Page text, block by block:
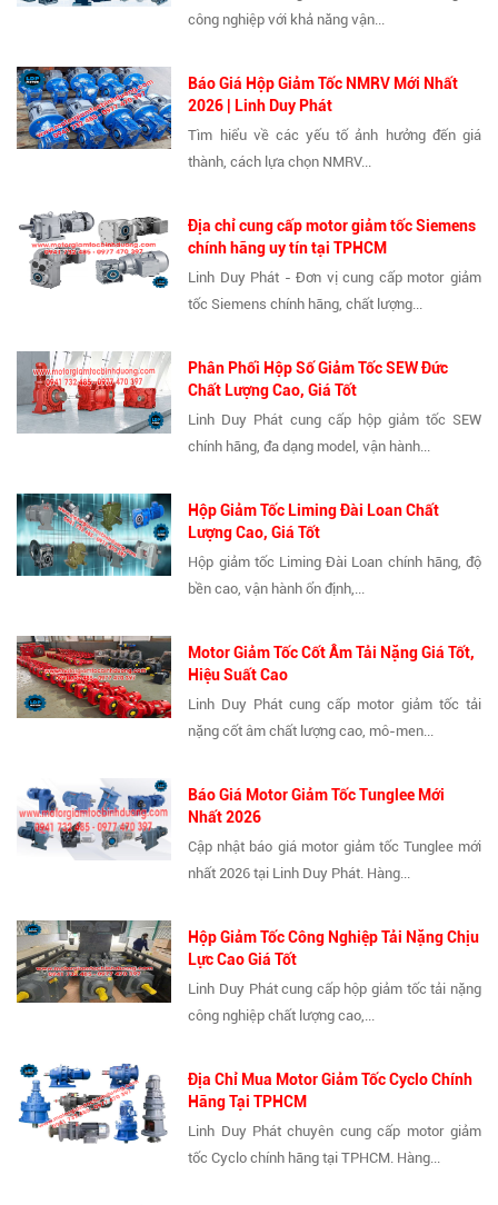
công nghiệp với khả năng vận...
Báo Giá Hộp Giảm Tốc NMRV Mới Nhất
2026 | Linh Duy Phát
Tìm hiểu về các yếu tố ảnh hưởng đến giá
thành, cách lựa chọn NMRV...
Địa chỉ cung cấp motor giảm tốc Siemens
chính hãng uy tín tại TPHCM
Linh Duy Phát - Đơn vị cung cấp motor giảm
tốc Siemens chính hãng, chất lượng...
Phân Phối Hộp Số Giảm Tốc SEW Đức
Chất Lượng Cao, Giá Tốt
Linh Duy Phát cung cấp hộp giảm tốc SEW
chính hãng, đa dạng model, vận hành...
Hộp Giảm Tốc Liming Đài Loan Chất
Lượng Cao, Giá Tốt
Hộp giảm tốc Liming Đài Loan chính hãng, độ
bền cao, vận hành ổn định,...
Motor Giảm Tốc Cốt Âm Tải Nặng Giá Tốt,
Hiệu Suất Cao
Linh Duy Phát cung cấp motor giảm tốc tải
nặng cốt âm chất lượng cao, mô-men...
Báo Giá Motor Giảm Tốc Tunglee Mới
Nhất 2026
Cập nhật báo giá motor giảm tốc Tunglee mới
nhất 2026 tại Linh Duy Phát. Hàng...
Hộp Giảm Tốc Công Nghiệp Tải Nặng Chịu
Lực Cao Giá Tốt
Linh Duy Phát cung cấp hộp giảm tốc tải nặng
công nghiệp chất lượng cao,...
Địa Chỉ Mua Motor Giảm Tốc Cyclo Chính
Hãng Tại TPHCM
Linh Duy Phát chuyên cung cấp motor giảm
tốc Cyclo chính hãng tại TPHCM. Hàng...